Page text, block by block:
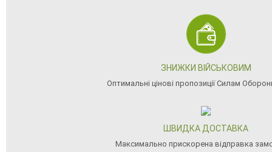
ЗНИЖКИ ВІЙСЬКОВИМ
Оптимальні цінові пропозиції Силам
ШВИДКА ДОСТАВКА
Максимально прискорена відправка